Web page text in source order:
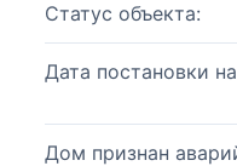
Статус объекта:
Дата постановки
Дом признан